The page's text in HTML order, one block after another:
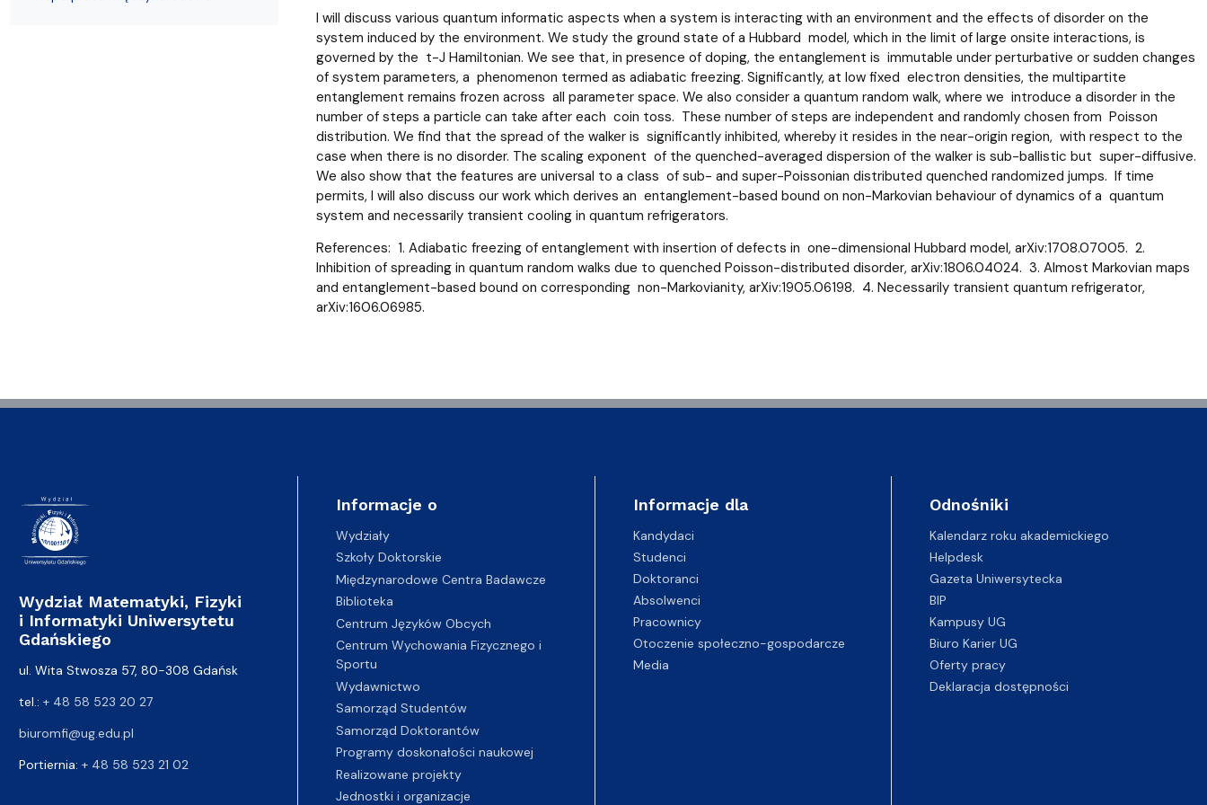
I will discuss various quantum informatic aspects when a system is interacting with an environment and the effects of disorder on the
system induced by the environment. We study the ground state of a Hubbard model, which in the limit of large onsite interactions, is
governed by the t-J Hamiltonian. We see that, in presence of doping, the entanglement is immutable under perturbative or sudden changes
of system parameters, a phenomenon termed as adiabatic freezing. Significantly, at low fixed electron densities, the multipartite
entanglement remains frozen across all parameter space. We also consider a quantum random walk, where we introduce a disorder in the
number of steps a particle can take after each coin toss. These number of steps are independent and randomly chosen from Poisson
distribution. We find that the spread of the walker is significantly inhibited, whereby it resides in the near-origin region, with respect to the
case when there is no disorder. The scaling exponent of the quenched-averaged dispersion of the walker is sub-ballistic but super-diffusive.
We also show that the features are universal to a class of sub- and super-Poissonian distributed quenched randomized jumps. If time
permits, I will also discuss our work which derives an entanglement-based bound on non-Markovian behaviour of dynamics of a quantum
system and necessarily transient cooling in quantum refrigerators.
References: 1. Adiabatic freezing of entanglement with insertion of defects in one-dimensional Hubbard model, arXiv:1708.07005. 2.
Inhibition of spreading in quantum random walks due to quenched Poisson-distributed disorder, arXiv:1806.04024. 3. Almost Markovian maps
and entanglement-based bound on corresponding non-Markovianity, arXiv:1905.06198. 4. Necessarily transient quantum refrigerator,
arXiv:1606.06985.
Wydział Matematyki, Fizyki
i Informatyki Uniwersytetu
Gdańskiego
ul. Wita Stwosza 57, 80-308 Gdańsk
tel.: + 48 58 523 20 27
biuromfi@ug.edu.pl
Portiernia: + 48 58 523 21 02
Informacje o
Wydziały
Szkoły Doktorskie
Międzynarodowe Centra Badawcze
Biblioteka
Centrum Języków Obcych
Centrum Wychowania Fizycznego i
Sportu
Wydawnictwo
Samorząd Studentów
Samorząd Doktorantów
Programy doskonałości naukowej
Realizowane projekty
Jednostki i organizacje
Informacje dla
Kandydaci
Studenci
Doktoranci
Absolwenci
Pracownicy
Otoczenie społeczno-gospodarcze
Media
Odnośniki
Kalendarz roku akademickiego
Helpdesk
Gazeta Uniwersytecka
BIP
Kampusy UG
Biuro Karier UG
Oferty pracy
Deklaracja dostępności